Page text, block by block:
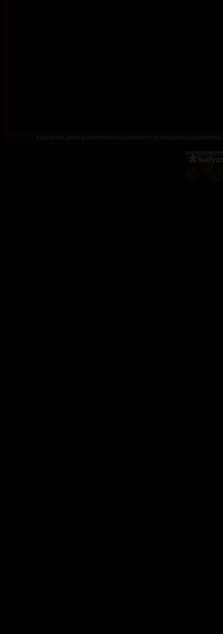
Kopírování, šíření a rozmnožování uveřejněných děl podléhá autorskému